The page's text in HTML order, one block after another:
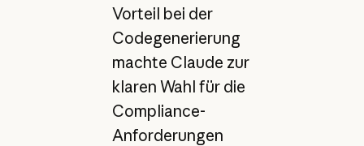
Vorteil bei der
Codegenerierung
machte Claude zur
klaren Wahl für die
Compliance-
Anforderungen